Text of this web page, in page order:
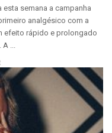
esta semana a campanha
analgésico com a
efeito rápido e prolongado
...